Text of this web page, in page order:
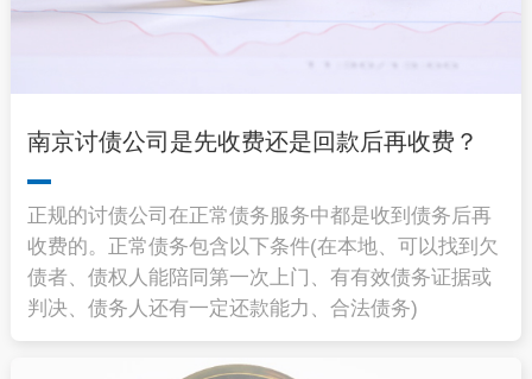
南京讨债公司是先收费还是回款后再收费？
正规的讨债公司在正常债务服务中都是收到债务后再
收费的。正常债务包含以下条件(在本地、可以找到欠
债者、债权人能陪同第一次上门、有有效债务证据或
判决、债务人还有一定还款能力、合法债务)